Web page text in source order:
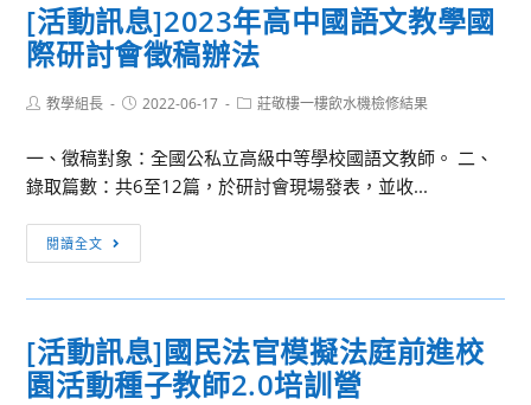
「第
1036
111
客
家
語
基
礎
暨
教
[活動訊息]2023年高中國語文教學國
際研討會徵稿辦法
Post教學組長
Post2022-06-17
Post莊敬樓一樓飲水機檢修結果
一、徵稿對象：全國公私立高級中等學校國語文教師。 二、
錄取篇數：共6至12篇，於研討會現場發表，並收...
閱讀全文
動
訊
年
高
[活動訊息]國民法官模擬法庭前進校
園活動種子教師2.0培訓營